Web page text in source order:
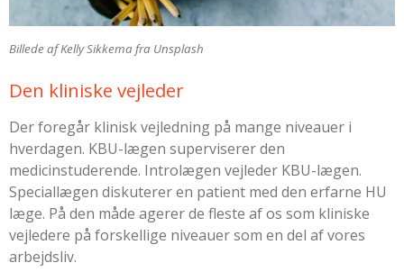
Billede af Kelly Sikkema fra Unsplash
Den kliniske vejleder
Der foregår klinisk vejledning på mange niveauer i
hverdagen. KBU-lægen superviserer den
medicinstuderende. Introlægen vejleder KBU-lægen.
Speciallægen diskuterer en patient med den erfarne HU
læge. På den måde agerer de fleste af os som kliniske
vejledere på forskellige niveauer som en del af vores
arbejdsliv.